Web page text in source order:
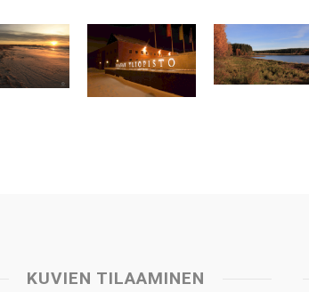
b
o
o
e
d
e
r
l
e
KUVIEN TILAAMINEN